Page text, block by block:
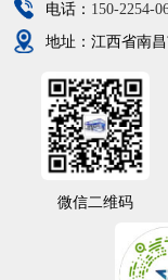
电话： 150-2254-
地址：江西省南
微信二维码